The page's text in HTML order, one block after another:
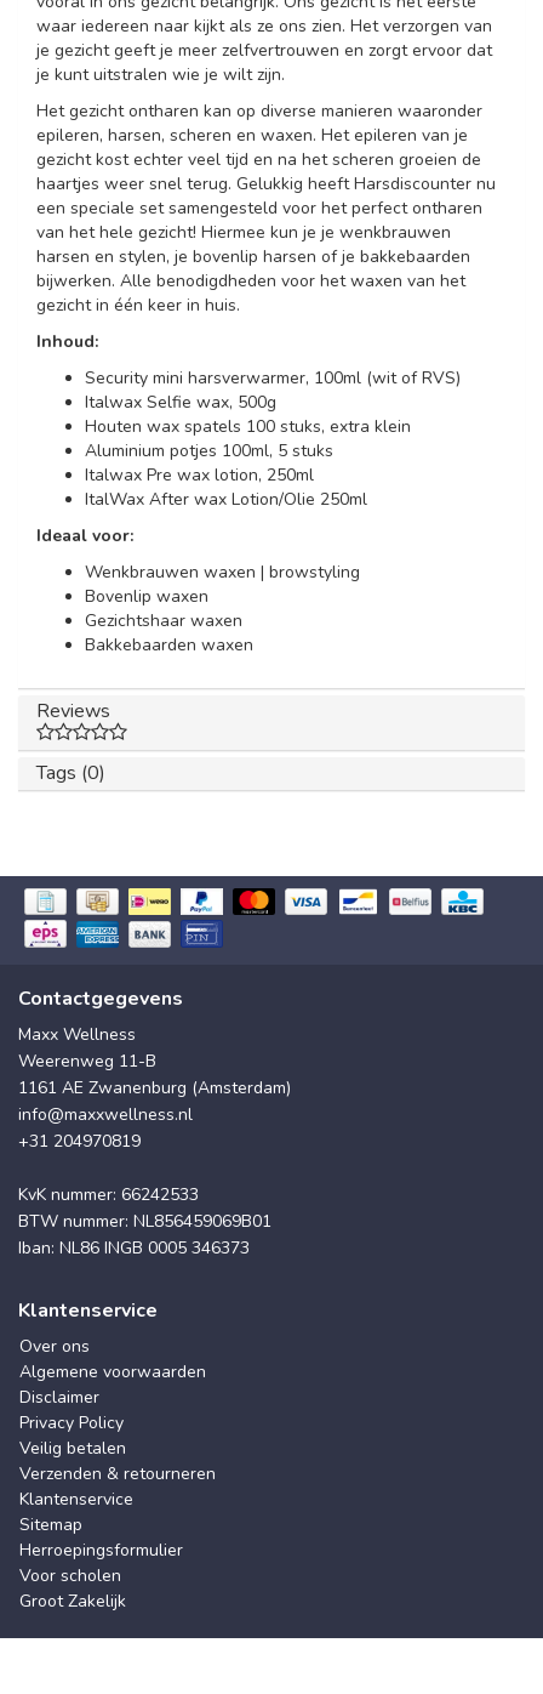
waar iedereen naar kijkt als ze ons zien. Het verzorgen van
je gezicht geeft je meer zelfvertrouwen en zorgt ervoor dat
je kunt uitstralen wie je wilt zijn.
Het gezicht ontharen kan op diverse manieren waaronder
epileren, harsen, scheren en waxen. Het epileren van je
gezicht kost echter veel tijd en na het scheren groeien de
haartjes weer snel terug. Gelukkig heeft Harsdiscounter nu
een speciale set samengesteld voor het perfect ontharen
van het hele gezicht! Hiermee kun je je wenkbrauwen
harsen en stylen, je bovenlip harsen of je bakkebaarden
bijwerken. Alle benodigdheden voor het waxen van het
gezicht in één keer in huis.
Inhoud:
Security mini harsverwarmer, 100ml (wit of RVS)
Italwax Selfie wax, 500g
Houten wax spatels 100 stuks, extra klein
Aluminium potjes 100ml, 5 stuks
Italwax Pre wax lotion, 250ml
ItalWax After wax Lotion/Olie 250ml
Ideaal voor:
Wenkbrauwen waxen | browstyling
Bovenlip waxen
Gezichtshaar waxen
Bakkebaarden waxen
Reviews
Tags (0)
Contactgegevens
Maxx Wellness
Weerenweg 11-B
1161 AE Zwanenburg (Amsterdam)
info@maxxwellness.nl
+31 204970819
KvK nummer: 66242533
BTW nummer: NL856459069B01
Iban: NL86 INGB 0005 346373
Klantenservice
Over ons
Algemene voorwaarden
Disclaimer
Privacy Policy
Veilig betalen
Verzenden & retourneren
Klantenservice
Sitemap
Herroepingsformulier
Voor scholen
Groot Zakelijk